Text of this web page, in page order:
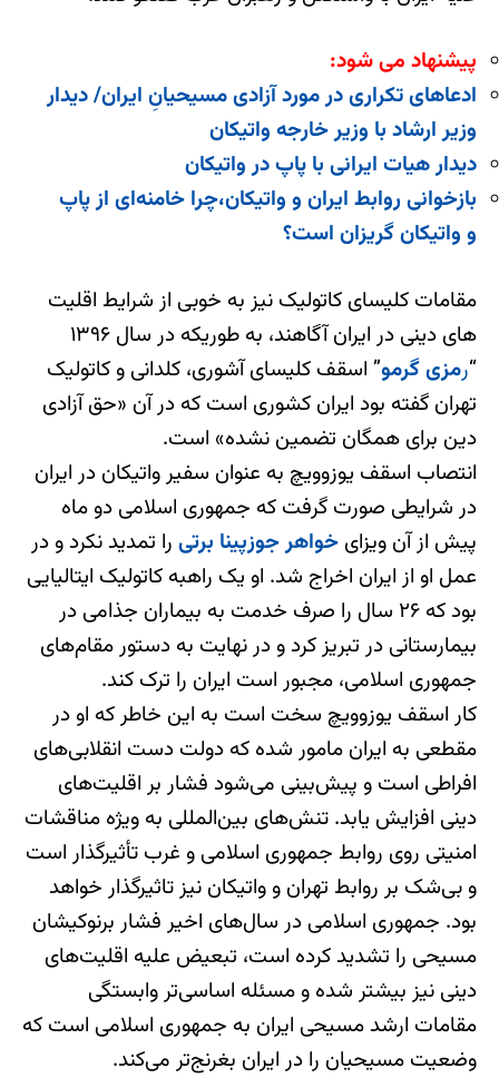
پیشنهاد می شود:
ادعاهای تکراری در مورد آزادی مسیحیانِ ایران/ دیدار
وزیر ارشاد با وزیر خارجه واتیکان
دیدار هیات ایرانی با پاپ در واتیکان
بازخوانی روابط ایران و واتیکان،چرا خامنه‌ای از پاپ
و واتیکان گریزان است؟
مقامات کلیسای کاتولیک نیز به خوبی از شرایط اقلیت
های دینی در ایران آگاهند، به طوریکه در سال ۱۳۹۶
“رمزی گرمو” اسقف کلیسای آشوری، کلدانی و کاتولیک
تهران گفته بود ایران کشوری است که در آن «حق آزادی
دین برای همگان تضمین نشده» است.
انتصاب اسقف یوزوویچ به عنوان سفیر واتیکان در ایران
در شرایطی صورت گرفت که جمهوری اسلامی دو ماه
پیش از آن ویزای خواهر جوزپینا برتی را تمدید نکرد و در
عمل او از ایران اخراج شد. او یک راهبه کاتولیک ایتالیایی
بود که ۲۶ سال را صرف خدمت به بیماران جذامی در
بیمارستانی در تبریز کرد و در نهایت به دستور مقام‌های
جمهوری اسلامی، مجبور است ایران را ترک کند.
کار اسقف یوزوویچ سخت است به این خاطر که او در
مقطعی به ایران مامور شده که دولت دست انقلابی‌های
افراطی است و پیش‌بینی می‌شود فشار بر اقلیت‌های
دینی افزایش یابد. تنش‌های بین‌المللی به ویژه مناقشات
امنیتی روی روابط جمهوری اسلامی و غرب تأثیرگذار است
و بی‌شک بر روابط تهران و واتیکان نیز تاثیرگذار خواهد
بود. جمهوری اسلامی در سال‌های اخیر فشار برنوکیشان
مسیحی را تشدید کرده است، تبعیض علیه اقلیت‌های
دینی نیز بیشتر شده و مسئله اساسی‌تر وابستگی
مقامات ارشد مسیحی ایران به جمهوری اسلامی است که
وضعیت مسیحیان را در ایران بغرنج‌تر می‌کند.